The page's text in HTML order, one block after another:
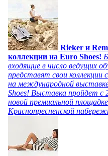
Rieker и
коллекции на Euro Shoes!
входящие в число ведущих
представят свои коллекции
на международной выставке
Shoes! Выставка пройдет c
новой премиальной
Краснопресненской